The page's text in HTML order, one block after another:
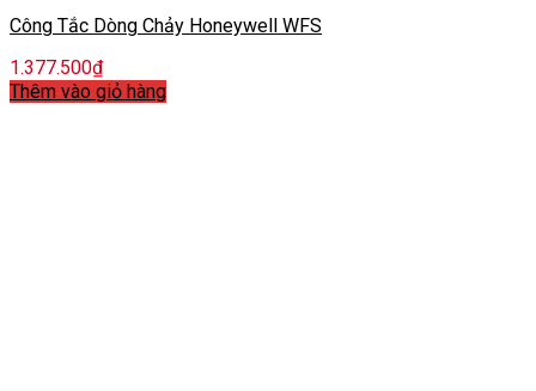
Công Tắc Dòng Chảy Honeywell WFS
1.377.500₫
Thêm vào giỏ hàng